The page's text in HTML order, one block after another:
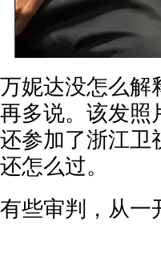
万妮达没怎么解
再多说。该发照
还参加了浙江卫
还怎么过。
有些审判，从一